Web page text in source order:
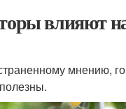
влияют
мнению,